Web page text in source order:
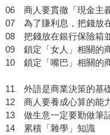
06 商人要貫徹「現金主義
07 為了賺利息，把錢放
08 把錢放在銀行保險箱
09 鎖定「女人」相關的
10 鎖定「嘴巴」相關的
11 外語是商業決策的基
12 商人要養成心算的能
13 做生意一定要勤做筆
14 累積「雜學」知識